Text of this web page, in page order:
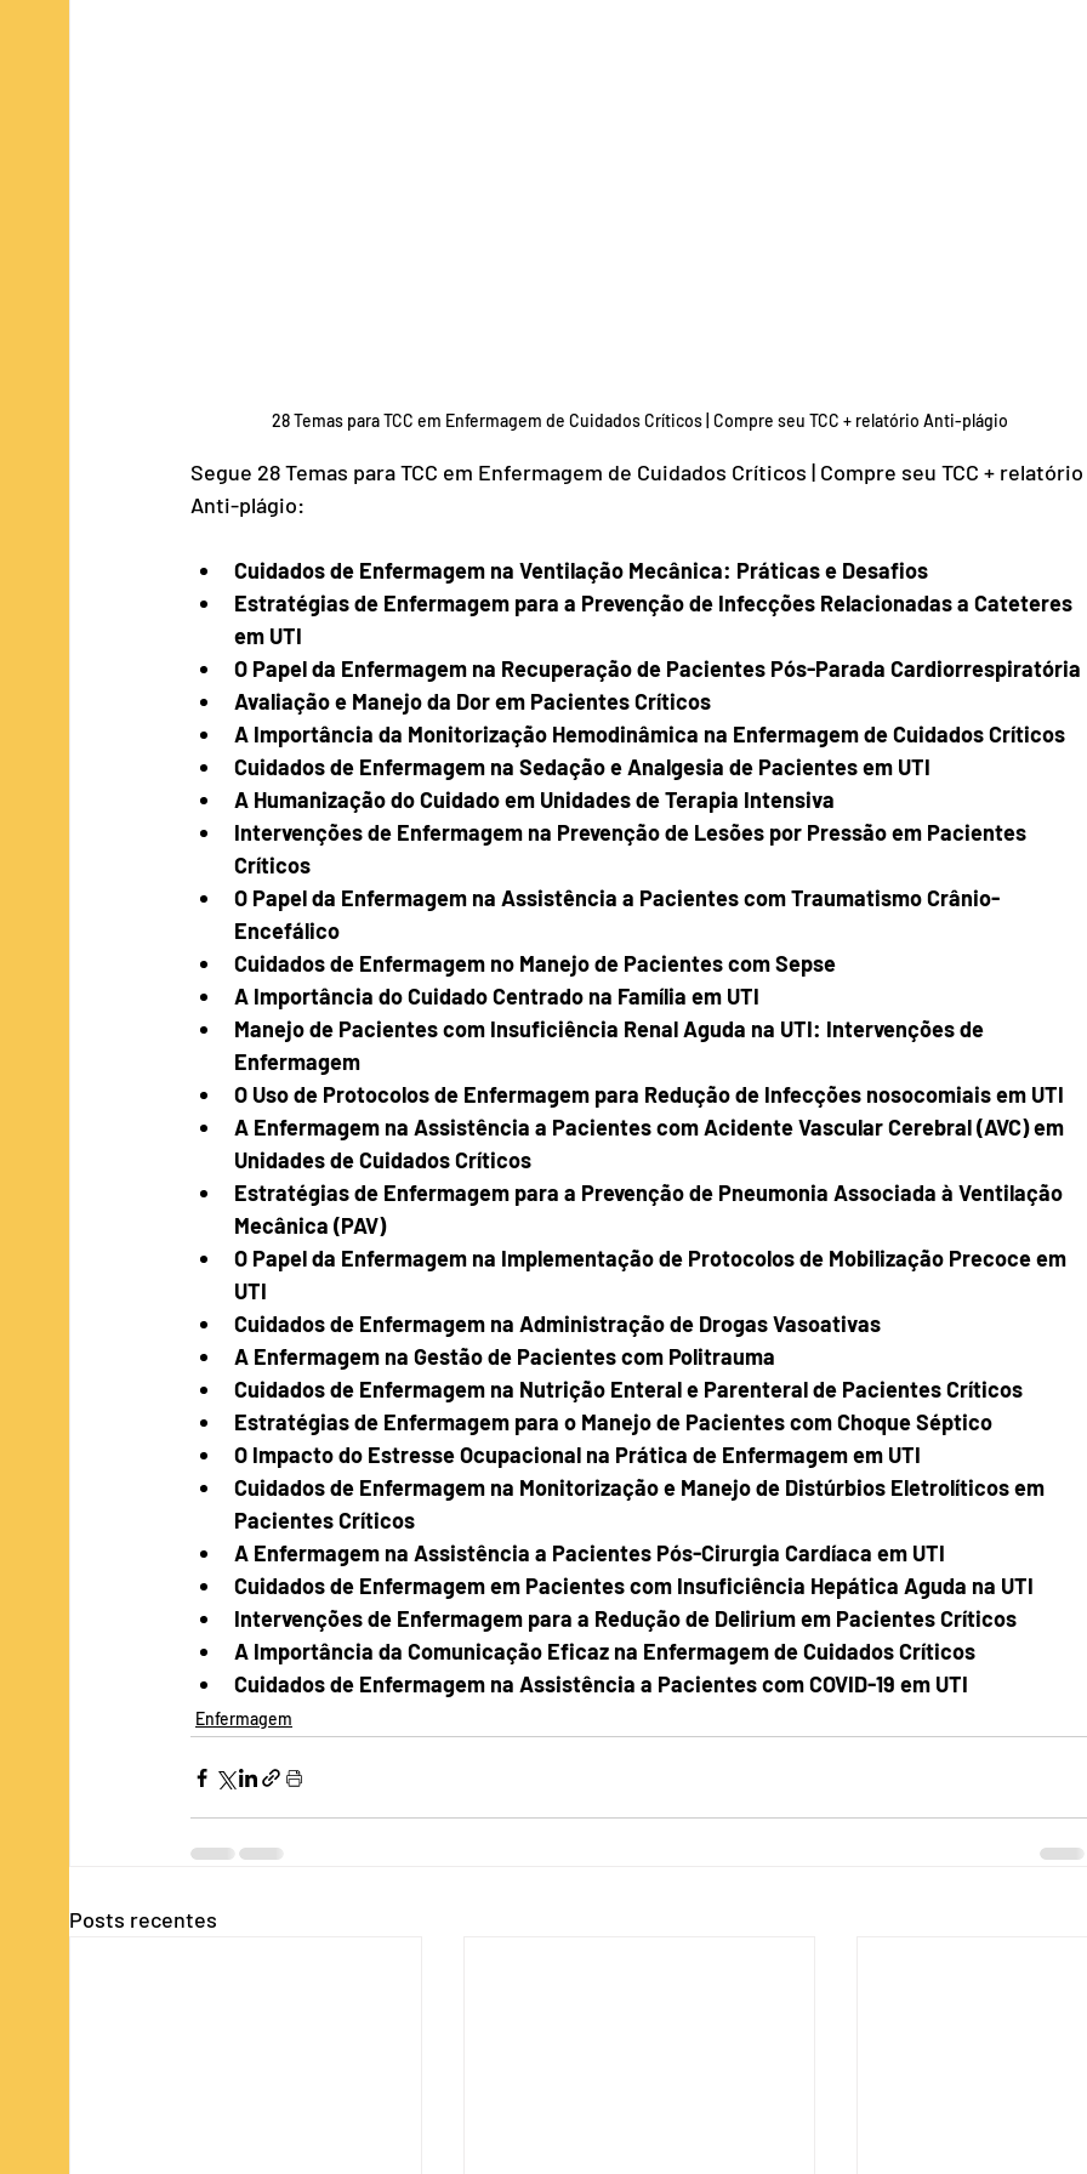
28 Temas para TCC em Enfermagem de Cuidados Críticos | Compre seu TCC + relatório Anti-plágio
Segue 28 Temas para TCC em Enfermagem de Cuidados Críticos | Compre seu TCC + relatório
Anti-plágio:
Cuidados de Enfermagem na Ventilação Mecânica: Práticas e Desafios
Estratégias de Enfermagem para a Prevenção de Infecções Relacionadas a Cateteres
em UTI
O Papel da Enfermagem na Recuperação de Pacientes Pós-Parada Cardiorrespiratória
Avaliação e Manejo da Dor em Pacientes Críticos
A Importância da Monitorização Hemodinâmica na Enfermagem de Cuidados Críticos
Cuidados de Enfermagem na Sedação e Analgesia de Pacientes em UTI
A Humanização do Cuidado em Unidades de Terapia Intensiva
Intervenções de Enfermagem na Prevenção de Lesões por Pressão em Pacientes
Críticos
O Papel da Enfermagem na Assistência a Pacientes com Traumatismo Crânio-
Encefálico
Cuidados de Enfermagem no Manejo de Pacientes com Sepse
A Importância do Cuidado Centrado na Família em UTI
Manejo de Pacientes com Insuficiência Renal Aguda na UTI: Intervenções de
Enfermagem
O Uso de Protocolos de Enfermagem para Redução de Infecções nosocomiais em UTI
A Enfermagem na Assistência a Pacientes com Acidente Vascular Cerebral (AVC) em
Unidades de Cuidados Críticos
Estratégias de Enfermagem para a Prevenção de Pneumonia Associada à Ventilação
Mecânica (PAV)
O Papel da Enfermagem na Implementação de Protocolos de Mobilização Precoce em
UTI
Cuidados de Enfermagem na Administração de Drogas Vasoativas
A Enfermagem na Gestão de Pacientes com Politrauma
Cuidados de Enfermagem na Nutrição Enteral e Parenteral de Pacientes Críticos
Estratégias de Enfermagem para o Manejo de Pacientes com Choque Séptico
O Impacto do Estresse Ocupacional na Prática de Enfermagem em UTI
Cuidados de Enfermagem na Monitorização e Manejo de Distúrbios Eletrolíticos em
Pacientes Críticos
A Enfermagem na Assistência a Pacientes Pós-Cirurgia Cardíaca em UTI
Cuidados de Enfermagem em Pacientes com Insuficiência Hepática Aguda na UTI
Intervenções de Enfermagem para a Redução de Delirium em Pacientes Críticos
A Importância da Comunicação Eficaz na Enfermagem de Cuidados Críticos
Cuidados de Enfermagem na Assistência a Pacientes com COVID-19 em UTI
Enfermagem
Posts recentes